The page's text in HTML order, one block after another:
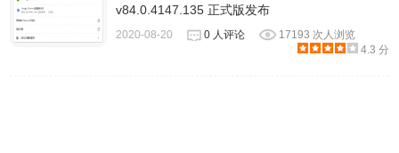
v84.0.4147.135 正式版发布
2020-08-20 0 人评论
17193 次人浏览
4.3 分